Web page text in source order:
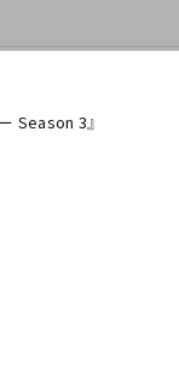
Season 3』